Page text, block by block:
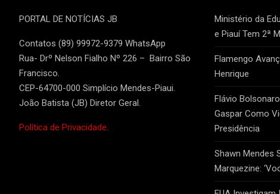
PORTAL DE NOTÍCIAS JB
Contatos (89) 99972-9379 WhatsApp
Rua- Drº Nelson Fialho Nº 226 – Bairro São
Francisco.
CEP-64700-000 Simplício Mendes-Piaui.
João Batista (JB) Diretor Geral.
Política de Privacidade.
Ministério da
e Piauí Tem 2ª
Flamengo
Henrique
Flávio
Gaspar Como
Presidência
Shawn Mendes
Marquezine: